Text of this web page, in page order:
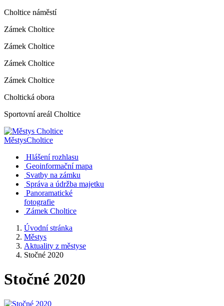
Choltice náměstí
Zámek Choltice
Zámek Choltice
Zámek Choltice
Zámek Choltice
Choltická obora
Sportovní areál Choltice
MěstysCholtice
Hlášení rozhlasu
Geoinformační mapa
Svatby na zámku
Správa a údržba majetku
Panoramatické
fotografie
Zámek Choltice
Úvodní stránka
Městys
Aktuality z městyse
Stočné 2020
Stočné 2020